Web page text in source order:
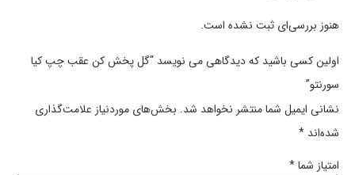
هنوز بررسی‌ای ثبت نشده است.
اولین کسی باشید که دیدگاهی می نویسد “گل پخش کن عقب چپ کیا
سورنتو”
نشانی ایمیل شما منتشر نخواهد شد. بخش‌های موردنیاز علامت‌گذاری
شده‌اند *
امتیاز شما*